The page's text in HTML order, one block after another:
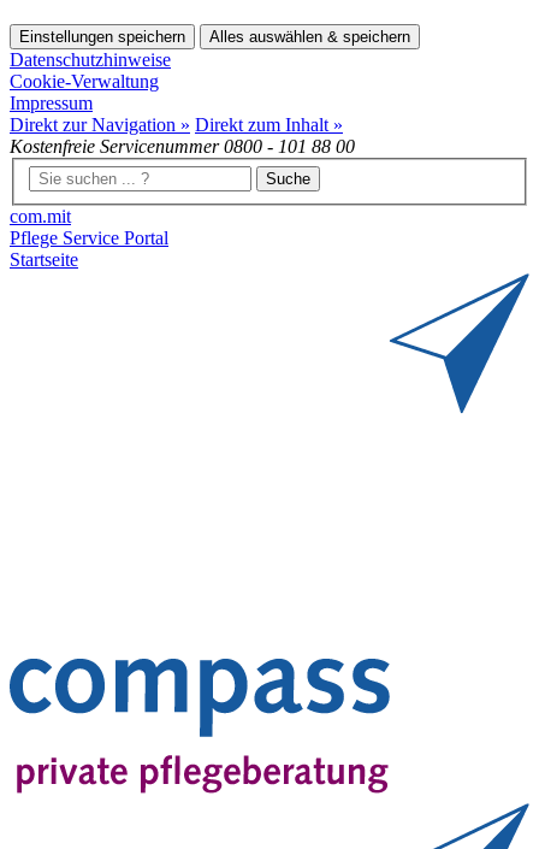
Einstellungen speichern Alles auswählen & speichern
Datenschutzhinweise
Cookie-Verwaltung
Impressum
Direkt zur Navigation » Direkt zum Inhalt »
Kostenfreie Servicenummer0800 - 101 88 00
Suche
com.mit
Pflege Service Portal
Startseite